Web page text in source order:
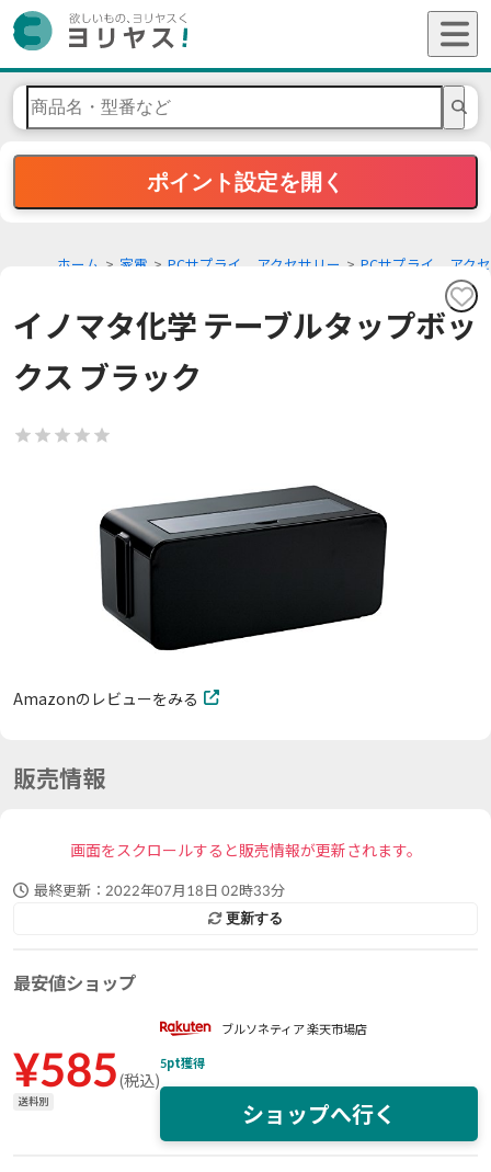
ポイント設定を開く
ホーム 家電 PCサプライ、アクセサリー
PCサプライ、アクセ
イノマタ化学 テーブルタップボッ
クス ブラック
Amazonのレビューをみる
販売情報
画面をスクロールすると販売情報が更新されます。
最終更新： 2022年07月18日 02時33分
更新する
最安値ショップ
¥585(税込)
送料別
ブルソネティア 楽天市場店
5pt獲得
ショップへ行く